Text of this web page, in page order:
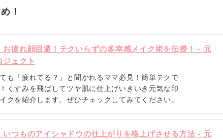
！
お疲れ顔回避！テクいらずの多幸感メイク術を伝授！ - 元
ェクト
も「疲れてる？」と聞かれるママ必見！簡単テクで
くすみを飛ばしてツヤ肌に仕上げいきいき元気な印
クを紹介します。ぜひチェックしてみてください。
いつものアイシャドウの仕上がりを格上げさせる方法 - 元